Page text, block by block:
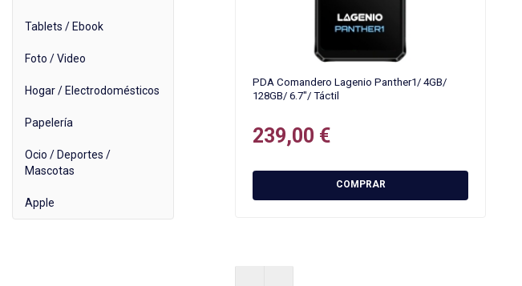
Tablets / Ebook
Foto / Video
Hogar / Electrodomésticos
Papelería
Ocio / Deportes /
Mascotas
Apple
PDA Comandero Lagenio Panther1/ 4GB/
128GB/ 6.7"/ Táctil
239,00 €
COMPRAR